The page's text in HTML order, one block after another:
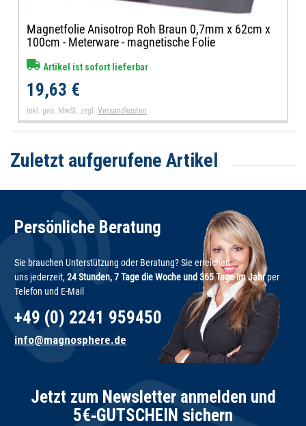
Magnetfolie Anisotrop Roh Braun 0,7mm x 62cm x
100cm - Meterware - magnetische Folie
Artikel ist sofort lieferbar
19,63 €
inkl. ges. MwSt. zzgl.Versandkosten
Zuletzt aufgerufene Artikel
Persönliche Beratung
Sie brauchen Unterstützung oder Beratung? Sie erreichen
uns jederzeit, 24 Stunden, 7 Tage die Woche und 365 Tage im Jahrper
Telefon und E-Mail
+49 (0) 2241 959450
info@magnosphere.de
Jetzt zum Newsletter anmelden und
5€‑GUTSCHEIN sichern